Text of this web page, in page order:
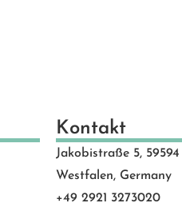
Kontakt
Jakobistraße 5,
Westfalen, Germany
+49 2921 3273020